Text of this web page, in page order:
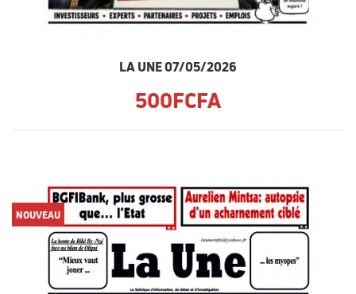
LA UNE 07/05/2026
500FCFA
NOUVEAU